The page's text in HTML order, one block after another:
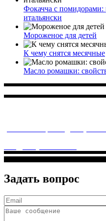
Фокачча с помидорами:
итальянски
Мороженое для детей
К чему снятся месячные
Масло ромашки:
Задать вопрос